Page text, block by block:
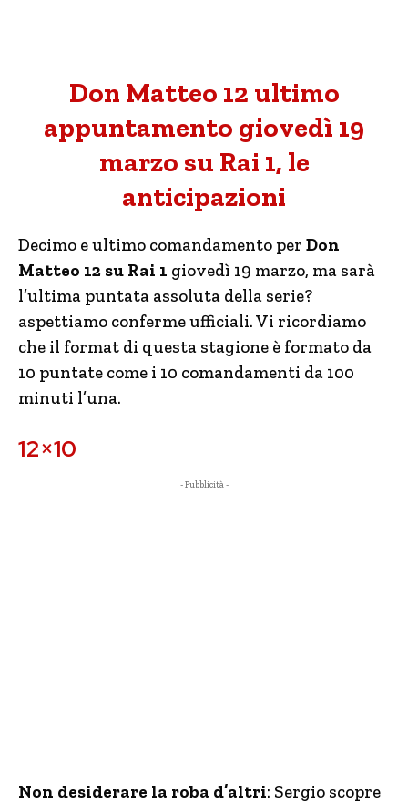
Don Matteo 12 ultimo
appuntamento giovedì 19
marzo su Rai 1, le
anticipazioni
Decimo e ultimo comandamento per Don
Matteo 12 su Rai 1 giovedì 19 marzo, ma sarà
l’ultima puntata assoluta della serie?
aspettiamo conferme ufficiali. Vi ricordiamo
che il format di questa stagione è formato da
10 puntate come i 10 comandamenti da 100
minuti l’una.
12×10
- Pubblicità -
Non desiderare la roba d’altri: Sergio scopre